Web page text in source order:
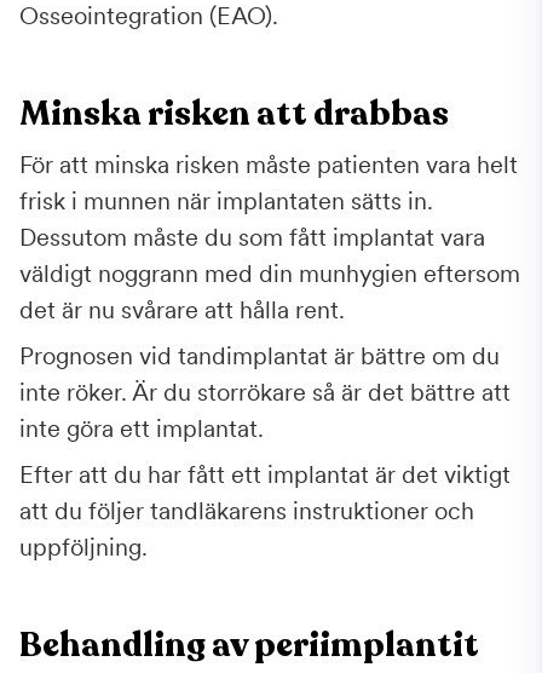
Osseointegration (EAO).
Minska risken att drabbas
För att minska risken måste patienten vara helt
frisk i munnen när implantaten sätts in.
Dessutom måste du som fått implantat vara
väldigt noggrann med din munhygien eftersom
det är nu svårare att hålla rent.
Prognosen vid tandimplantat är bättre om du
inte röker. Är du storrökare så är det bättre att
inte göra ett implantat.
Efter att du har fått ett implantat är det viktigt
att du följer tandläkarens instruktioner och
uppföljning.
Behandling av periimplantit